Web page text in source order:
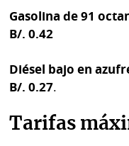
Gasolina de 91
B/. 0.42
Diésel bajo en
B/. 0.27.
Tarifas